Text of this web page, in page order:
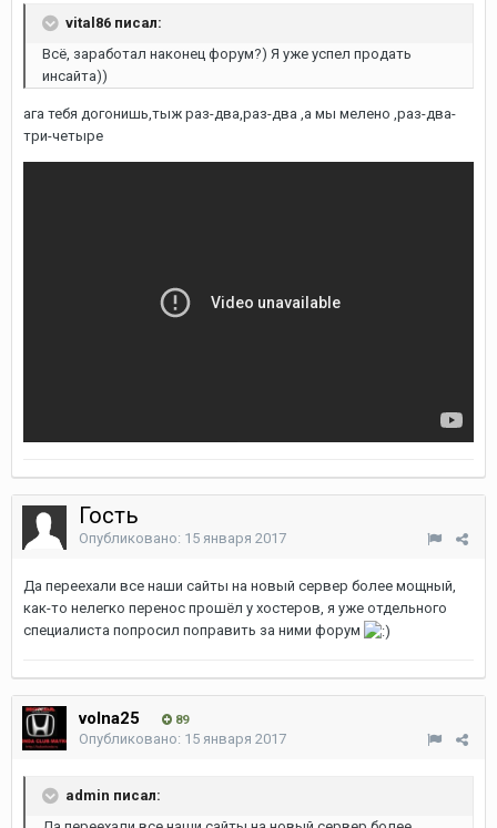
vital86 писал:
Всё, заработал наконец форум?) Я уже успел продать
инсайта))
ага тебя догонишь,тыж раз-два,раз-два ,а мы мелено ,раз-два-
три-четыре
Гость
Опубликовано: 15 января 2017
Да переехали все наши сайты на новый сервер более мощный,
как-то нелегко перенос прошёл у хостеров, я уже отдельного
специалиста попросил поправить за ними форум
volna25 89
Опубликовано: 15 января 2017
admin писал: